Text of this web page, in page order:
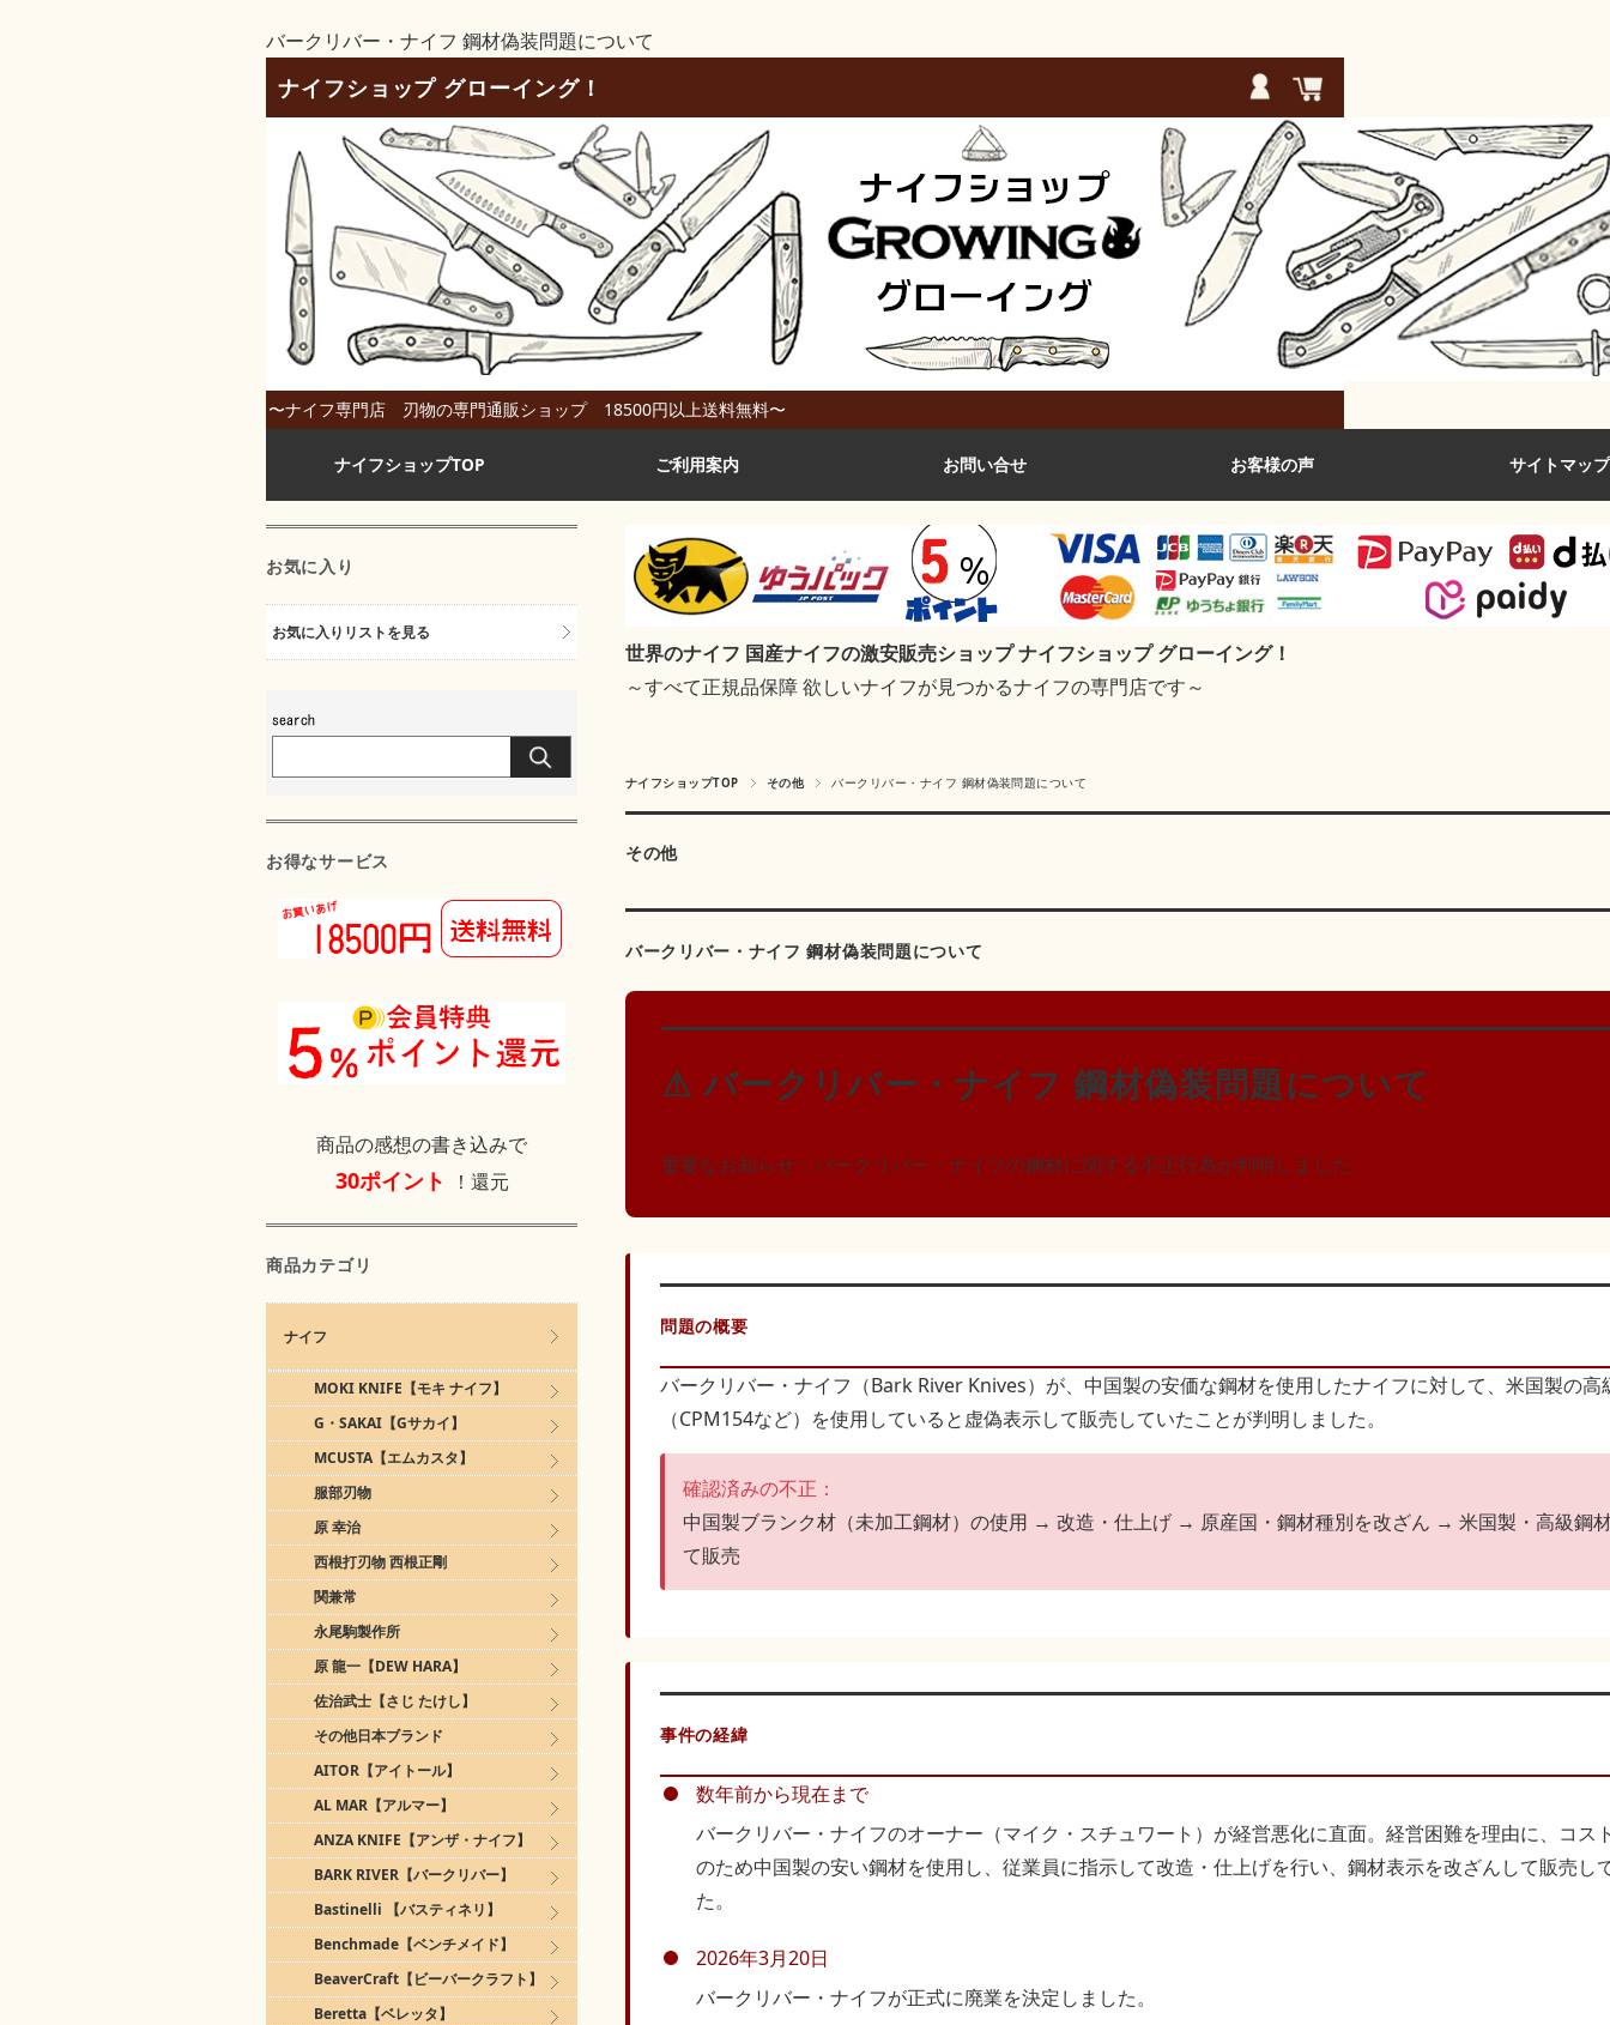
バークリバー・ナイフ 鋼材偽装問題について
ナイフショップ グローイング！
〜ナイフ専門店 刃物の専門通販ショップ 18500円以上送料無料〜
ナイフショップTOP ご利用案内 お問い合せ お客様の声 サイトマップ
世界のナイフ 国産ナイフの激安販売ショップ ナイフショップ グローイング！
～すべて正規品保障 欲しいナイフが見つかるナイフの専門店です～
ナイフショップTOP その他 バークリバー・ナイフ 鋼材偽装問題について
その他
バークリバー・ナイフ 鋼材偽装問題について
⚠ バークリバー・ナイフ 鋼材偽装問題について
重要なお知らせ：バークリバー・ナイフの鋼材に関する不正行為が判明しました
問題の概要
バークリバー・ナイフ（Bark River Knives）が、中国製の安価な鋼材を使用したナイフに対して、米国製の高
（CPM154など）を使用していると虚偽表示して販売していたことが判明しました。
確認済みの不正：
中国製ブランク材（未加工鋼材）の使用 → 改造・仕上げ → 原産国・鋼材種別を改ざん → 米国製・高級鋼
て販売
事件の経緯
数年前から現在まで
バークリバー・ナイフのオーナー（マイク・スチュワート）が経営悪化に直面。経営困難を理由に、コス
のため中国製の安い鋼材を使用し、従業員に指示して改造・仕上げを行い、鋼材表示を改ざんして販売し
た。
2026年3月20日
バークリバー・ナイフが正式に廃業を決定しました。
お気に入り
お気に入りリストを見る
お得なサービス
商品の感想の書き込みで
30ポイント ！還元
商品カテゴリ
ナイフ
MOKI KNIFE【モキ ナイフ】
G・SAKAI【Gサカイ】
MCUSTA【エムカスタ】
服部刃物
原 幸治
西根打刃物 西根正剛
関兼常
永尾駒製作所
原 龍一【DEW HARA】
佐治武士【さじ たけし】
その他日本ブランド
AITOR【アイトール】
AL MAR【アルマー】
ANZA KNIFE【アンザ・ナイフ】
BARK RIVER【バークリバー】
Bastinelli 【バスティネリ】
Benchmade【ベンチメイド】
BeaverCraft【ビーバークラフト】
Beretta【ベレッタ】